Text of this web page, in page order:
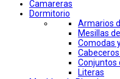
Camareras
Dormitorio
Armarios
Mesillas
Comodas
Conjuntos
Literas